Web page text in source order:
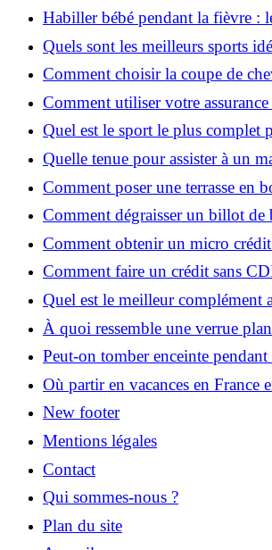
Habiller bébé pendant la fièvre :
Quels sont les meilleurs sports
enfant ?
Comment choisir la coupe de
votre visage ?
Comment utiliser votre
Quel est le sport le plus complet
Quelle tenue pour assister à un
Comment poser une terrasse en
battue ?
Comment dégraisser un billot de
Comment obtenir un micro crédit
justificatif ?
Comment faire un crédit sans
Quel est le meilleur complément
cheveux efficace ? Notre avis
À quoi ressemble une verrue
Peut-on tomber enceinte pendant
prend la pilule ?
Où partir en vacances en France
New footer
Mentions légales
Contact
Qui sommes-nous ?
Plan du site